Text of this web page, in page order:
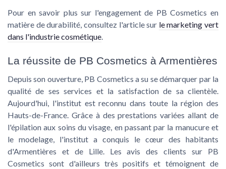
Pour en savoir plus sur l'engagement de PB Cosmetics en
matière de durabilité, consultez l'article sur le marketing vert
dans l'industrie cosmétique.
La réussite de PB Cosmetics à Armentières
Depuis son ouverture, PB Cosmetics a su se démarquer par la
qualité de ses services et la satisfaction de sa clientèle.
Aujourd'hui, l'institut est reconnu dans toute la région des
Hauts-de-France. Grâce à des prestations variées allant de
l'épilation aux soins du visage, en passant par la manucure et
le modelage, l'institut a conquis le cœur des habitants
d'Armentières et de Lille. Les avis des clients sur PB
Cosmetics sont d'ailleurs très positifs et témoignent de